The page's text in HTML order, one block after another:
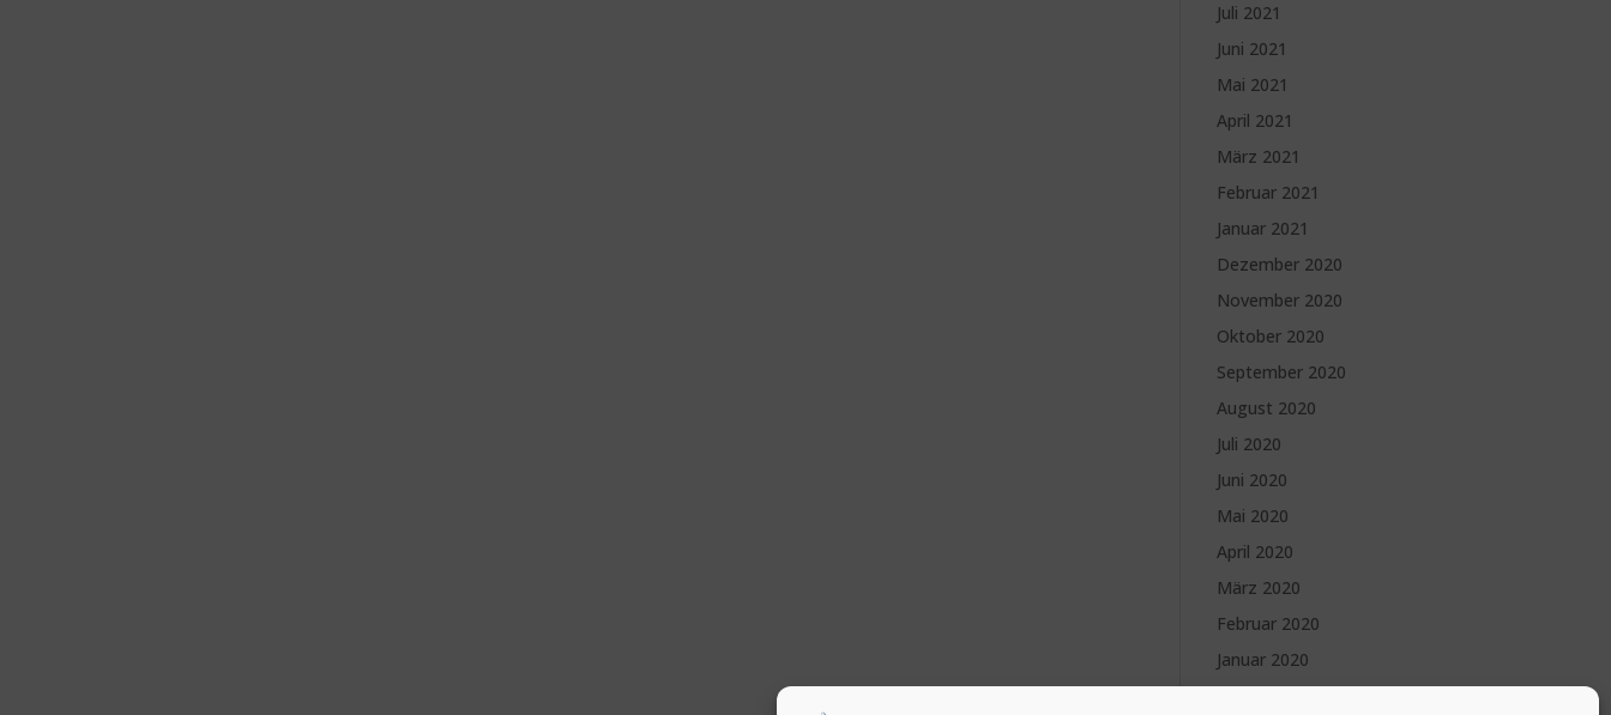
Juli 2021
Juni 2021
Mai 2021
April 2021
März 2021
Februar 2021
Januar 2021
Dezember 2020
November 2020
Oktober 2020
September 2020
August 2020
Juli 2020
Juni 2020
Mai 2020
April 2020
März 2020
Februar 2020
Januar 2020